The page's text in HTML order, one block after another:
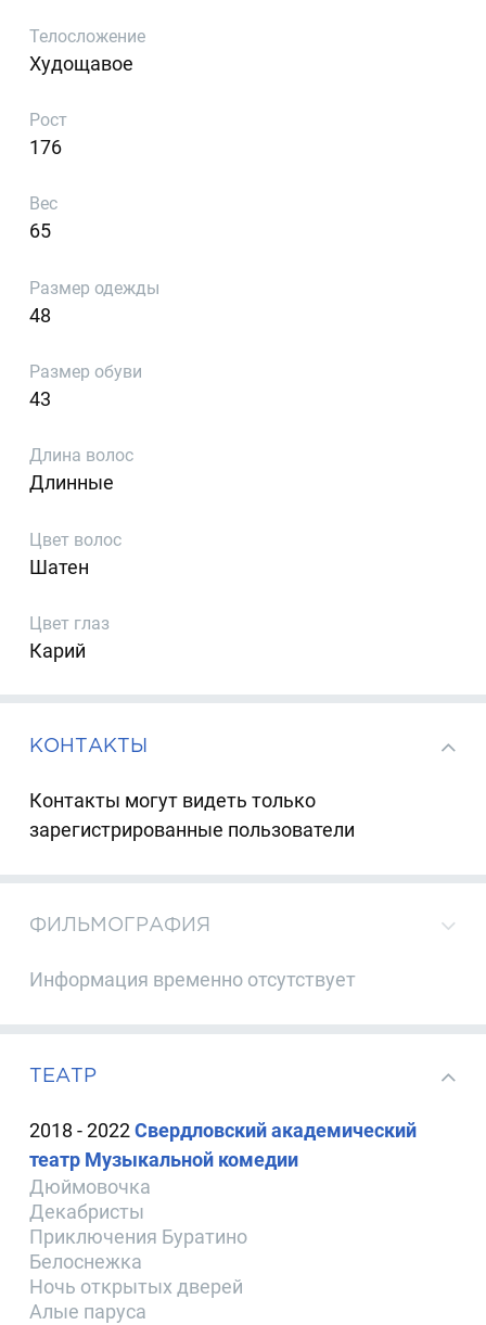
Телосложение
Худощавое
Рост
176
Вес
65
Размер одежды
48
Размер обуви
43
Длина волос
Длинные
Цвет волос
Шатен
Цвет глаз
Карий
КОНТАКТЫ
Контакты могут видеть только
зарегистрированные пользователи
ФИЛЬМОГРАФИЯ
Информация временно отсутствует
ТЕАТР
2018 - 2022Свердловский академический
театр Музыкальной комедии
Дюймовочка
Декабристы
Приключения Буратино
Белоснежка
Ночь открытых дверей
Алые паруса